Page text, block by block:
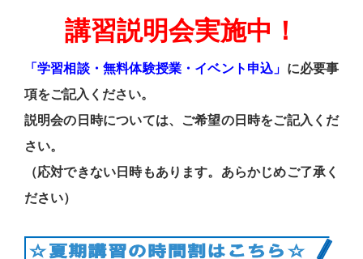
講習説明会実施中！
「学習相談・無料体験授業・イベント申込」 に必要事
項をご記入ください。
説明会の日時については、ご希望の日時をご記入くだ
さい。
（応対できない日時もあります。あらかじめご了承く
ださい）